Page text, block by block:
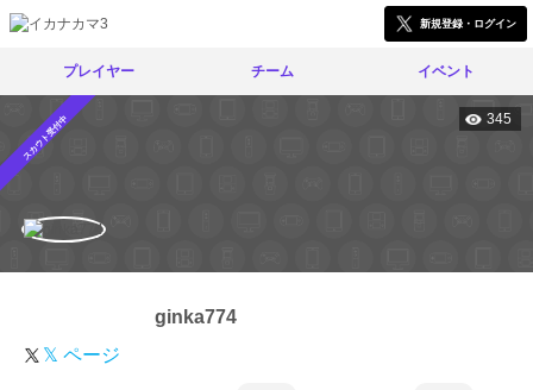
新規登録・ログイン
プレイヤー チーム イベント
スカウト受付中 345
ginka774
𝕏 ページ